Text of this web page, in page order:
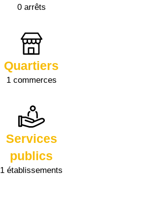
0 arrêts
Quartiers
1 commerces
Services
publics
1 établissements